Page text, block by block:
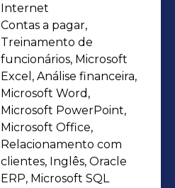
Internet
Contas a pagar,
Treinamento de
funcionários, Microsoft
Excel, Análise financeira,
Microsoft Word,
Microsoft PowerPoint,
Microsoft Office,
Relacionamento com
clientes, Inglês, Oracle
ERP, Microsoft SQL